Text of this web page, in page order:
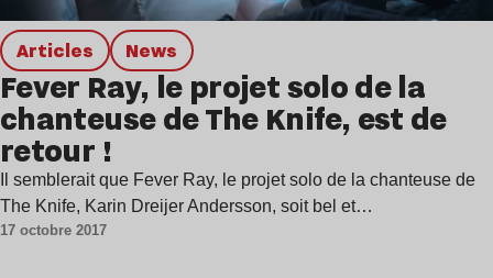
Articles news
Fever Ray, le projet solo de la
chanteuse de The Knife, est de
retour !
Il semblerait que Fever Ray, le projet solo de la chanteuse de
The Knife, Karin Dreijer Andersson, soit bel et…
17 octobre 2017